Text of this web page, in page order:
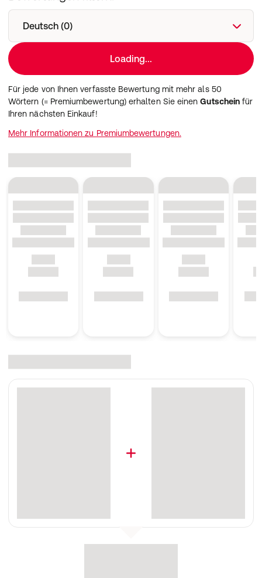
Außerhalb der Reichweite von kleinen Kindern
Hersteller:
Dr. Koll Biopharm GmbH
Am Johannisberg 68–70
53474 Bad Neuenahr
Deutsch (0)
Loading...
Für jede von Ihnen verfasste Bewertung mit mehr als 50
Wörtern (= Premiumbewertung) erhalten Sie einenGutschein für
Ihren nächsten Einkauf!
Mehr Informationen zu Premiumbewertungen.